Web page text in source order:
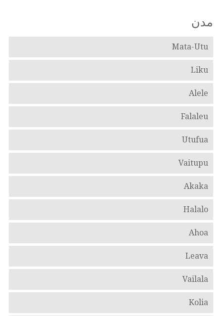
مدن
Mata-Utu
Liku
Alele
Falaleu
Utufua
Vaitupu
Akaka
Halalo
Ahoa
Leava
Vailala
Kolia